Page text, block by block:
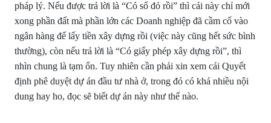
pháp lý. Nếu được trả lời là “Có sổ đỏ rồi” thì cái này chỉ mới
xong phần đất mà phần lớn các Doanh nghiệp đã cầm cố vào
ngân hàng để lấy tiền xây dựng rồi (việc này cũng hết sức bình
thường), còn nếu trả lời là “Có giấy phép xây dựng rồi”, thì
nhìn chung là tạm ổn. Tuy nhiên cần phải xin xem cái Quyết
định phê duyệt dự án đầu tư nhà ở, trong đó có khá nhiều nội
dung hay ho, đọc sẽ biết dự án này như thế nào.